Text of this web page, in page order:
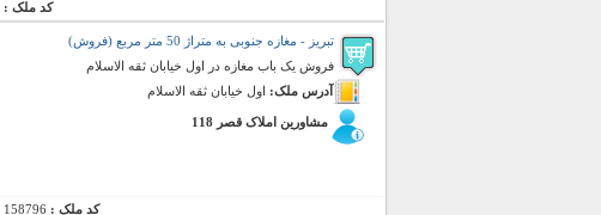
کد ملک :
تبریز - مغازه جنوبی به متراژ 50 متر مربع (فروش)
فروش یک باب مغازه در اول خیابان ثقه الاسلام
آدرس ملک: اول خیابان ثقه الاسلام
مشاورین املاک قصر 118
کد ملک : 158796